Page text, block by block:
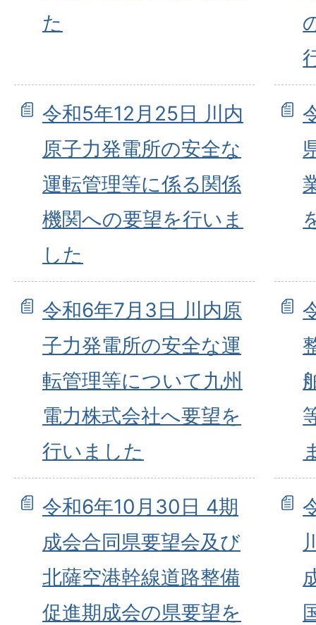
た
令和5年12月25日 川内
原子力発電所の安全な
運転管理等に係る関係
機関への要望を行いま
した
令和6年7月3日 川内原
子力発電所の安全な運
転管理等について九州
電力株式会社へ要望を
行いました
令和6年10月30日 4期
成会合同県要望会及び
北薩空港幹線道路整備
促進期成会の県要望を